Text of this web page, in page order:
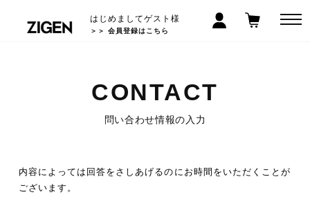
はじめましてゲスト様
＞＞ 会員登録はこちら
CONTACT
問い合わせ情報の入力
内容によっては回答をさしあげるのにお時間をいただくことが
ございます。